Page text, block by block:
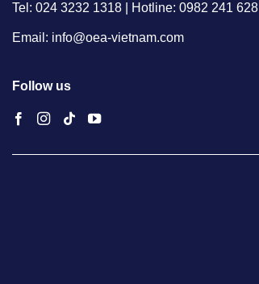
Tel: 024 3232 1318 | Hotline: 0982 241 628
Email: info@oea-vietnam.com
Follow us